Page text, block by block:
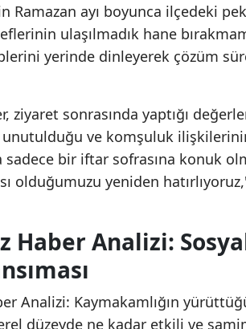
Ramazan ayı boyunca ilçedeki
ulaşılmadık hane
yerinde dinleyerek çözüm
ziyaret sonrasında yaptığı
unutulduğu ve komşuluk
sadece bir iftar sofrasına konuk
olduğumuzu yeniden
Haber Analizi:
Analizi: Kaymakamlığın
düzeyde ne kadar etkili ve